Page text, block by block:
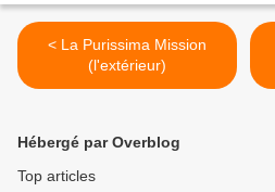
< La Purissima Mission
(l'extérieur)
Hébergé par Overblog
Top articles